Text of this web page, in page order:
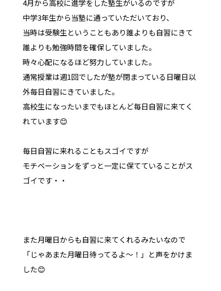
4月から高校に進学をした塾生がいるのですが
中学3年生から当塾に通っていただいており、
当時は受験生ということもあり誰よりも自習にきて
誰よりも勉強時間を確保していました。
時々心配になるほど努力していました。
通常授業は週1回でしたが塾が閉まっている日曜日以
外毎日自習にきていました。
高校生になったいまでもほとんど毎日自習に来てく
れています😊
毎日自習に来れることもスゴイですが
モチベーションをずっと一定に保てていることがス
ゴイです・・
また月曜日からも自習に来てくれるみたいなので
「じゃあまた月曜日待ってるよ～！」と声をかけま
した😊